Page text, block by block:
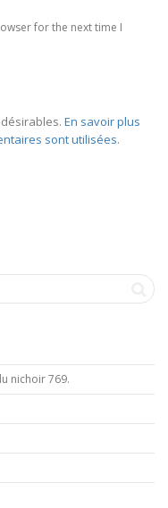
for the next time I
En savoir plus
sont utilisées.
nichoir 769.